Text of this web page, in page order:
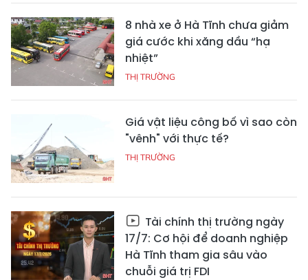
8 nhà xe ở Hà Tĩnh chưa giảm
giá cước khi xăng dầu “hạ
nhiệt”
THỊ TRƯỜNG
Giá vật liệu công bố vì sao còn
"vênh" với thực tế?
THỊ TRƯỜNG
Tài chính thị trường ngày
17/7: Cơ hội để doanh nghiệp
Hà Tĩnh tham gia sâu vào
chuỗi giá trị FDI